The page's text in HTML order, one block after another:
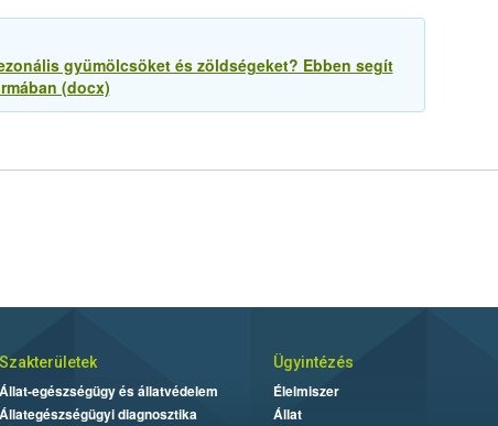
gyümölcsöket és zöldségeket? Ebben segít
(docx)
Szakterületek
Állat-egészségügy és állatvédelem
Állategészségügyi diagnosztika
Ügyintézés
Élelmiszer
Állat